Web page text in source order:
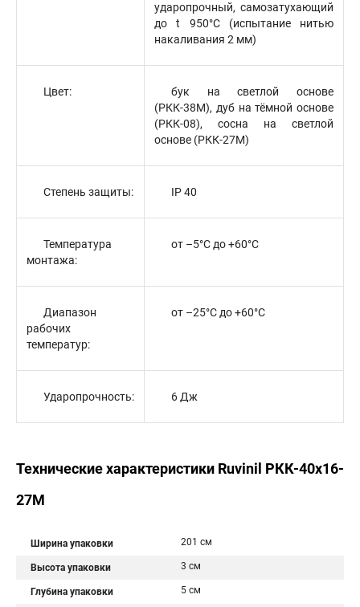
ударопрочный, самозатухающий
до t 950°С (испытание нитью
накаливания 2 мм)
Цвет:
бук на светлой основе
(РКК-38М), дуб на тёмной основе
(РКК-08), сосна на светлой
основе (РКК-27М)
Степень защиты: IP 40
Температура
монтажа:
от –5°С до +60°С
Диапазон
рабочих
температур:
от –25°С до +60°С
Ударопрочность: 6 Дж
Технические характеристики Ruvinil РКК-40х16-
27М
Ширина упаковки 201 см
Высота упаковки 3 см
Глубина упаковки 5 см